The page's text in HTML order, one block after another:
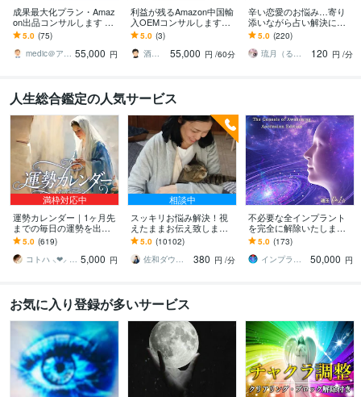
成果最大化プラン・Amaz
on出品コンサルします 売
上改善の土台を整える伴
走支援
5.0 (75)
medic＠アマゾン元社員・実績1500 55,000 円
利益が残るAmazon中国輸
入OEMコンサルします
「基礎は終えた。次は利
益」へ。OEM・利益構造
を専門指導
5.0 (3)
酒井勝也｜ECブランド構築プロデューサー
55,000 円 /60分
辛い恋愛のお悩み…寄り
添いながら占い解決に導
きます ✨天使タロットリ
ーディング貴方の恋に最
適な未来を選ぶお手伝い
5.0 (220)
琉月（るる）✥手相 タロット ヒーリング
120 円 /分
人生総合鑑定の人気サービス
満枠対応中
運勢カレンダー｜1ヶ月先
までの毎日の運勢を出し
ます 30日×500字のおよそ
1万5千文字で細かく詳細
に記します
5.0 (619)
コトハ ⸜❤︎⸝ 新サービス提供開始✨️ 5,000 円
相談中
スッキリお悩み解決！視
えたままお伝え致します
恋愛、結婚、人間関係、
仕事、人生、ペットの気
持ち等◎祈願付き
5.0 (10102)
佐和ダウジング＆スピリットメンター
380 円 /分
不必要な全インプラント
を完全に解除いたします
インプラント全解除創始
者 × 魂の解放・カルマ浄
化・能力開花
5.0 (173)
インプラント全解除創始者｜魂王DaI⭐︎
50,000 円
お気に入り登録が多いサービス